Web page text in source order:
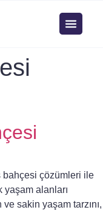
bahçesi çözümleri ile
alanları
sakin yaşam tarzını,